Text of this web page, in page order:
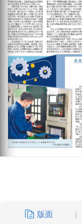
版面 |